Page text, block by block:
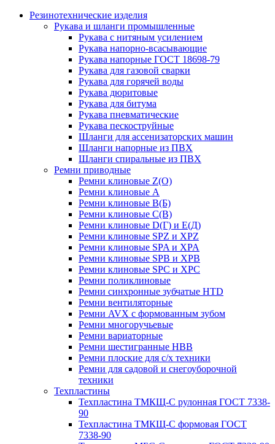
Резинотехнические изделия
Рукава и шланги промышленные
Рукава с нитяным усилением
Рукава напорно-всасывающие
Рукава напорные ГОСТ 18698-79
Рукава для газовой сварки
Рукава для горячей воды
Рукава дюритовые
Рукава для битума
Рукава пневматические
Рукава пескоструйные
Шланги для ассенизаторских машин
Шланги напорные из ПВХ
Шланги спиральные из ПВХ
Ремни приводные
Ремни клиновые Z(О)
Ремни клиновые А
Ремни клиновые В(Б)
Ремни клиновые С(В)
Ремни клиновые D(Г) и Е(Д)
Ремни клиновые SPZ и XPZ
Ремни клиновые SPA и XPA
Ремни клиновые SPB и XPB
Ремни клиновые SPC и XPC
Ремни поликлиновые
Ремни синхронные зубчатые HTD
Ремни вентиляторные
Ремни AVX с формованным зубом
Ремни многоручьевые
Ремни вариаторные
Ремни шестигранные HBB
Ремни плоские для с/х техники
Ремни для садовой и снегоуборочной
техники
Техпластины
Техпластина ТМКЩ-С рулонная ГОСТ 7338-
90
Техпластина ТМКЩ-С формовая ГОСТ
7338-90